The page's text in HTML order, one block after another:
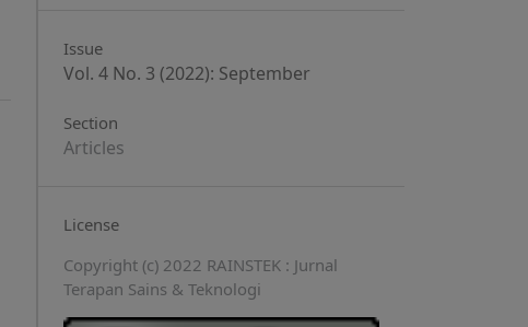
Issue
Vol. 4 No. 3 (2022): September
Section
Articles
License
Copyright (c) 2022 RAINSTEK : Jurnal
Terapan Sains & Teknologi